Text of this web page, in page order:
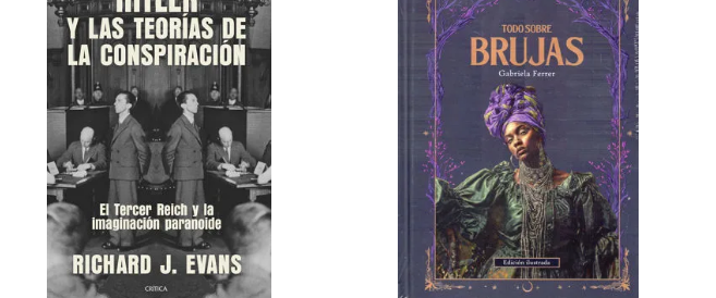
Crónica
Negocios
Ver todo